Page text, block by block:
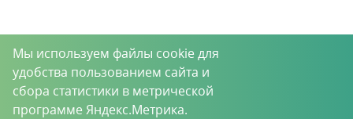
Мы используем файлы cookie для
удобства пользованием сайта и
сбора статистики в метрической
программе Яндекс.Метрика.